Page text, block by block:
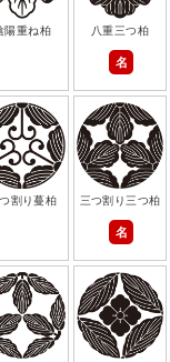
陽重ね柏 八重三つ柏
名
割り蔓柏 三つ割り三つ柏
名